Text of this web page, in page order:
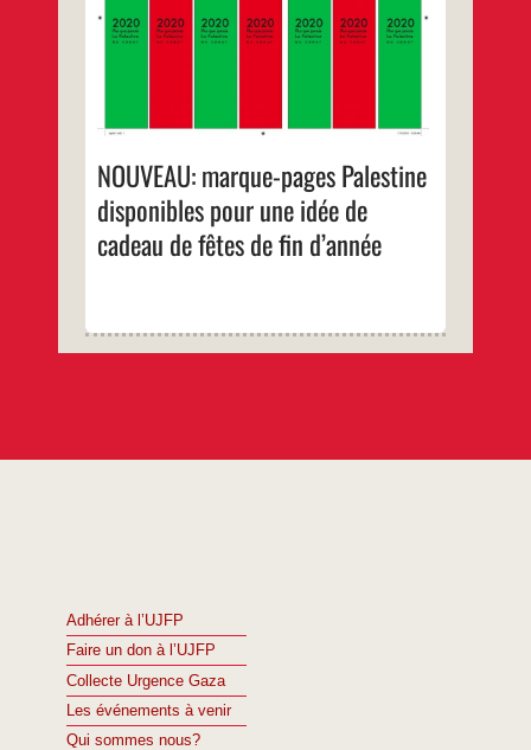
NOUVEAU: marque-pages Palestine
disponibles pour une idée de
cadeau de fêtes de fin d’année
Une manière d’avoir la Palestine au cœur
Adhérer à l’UJFP
Faire un don à l’UJFP
Collecte Urgence Gaza
Les événements à venir
Qui sommes nous?